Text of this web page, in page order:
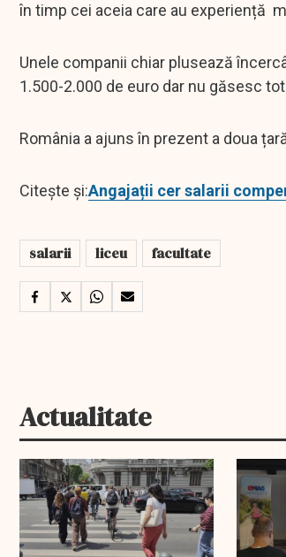
în timp cei aceia care au experiență
Unele companii chiar plusează
1.500-2.000 de euro dar nu găsesc
România a ajuns în prezent a doua
Citește și:Angajații cer salarii
salarii liceu facultate
Actualitate